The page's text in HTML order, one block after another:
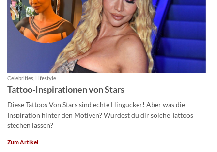
Celebrities, Lifestyle
Tattoo-Inspirationen von Stars
Diese Tattoos Von Stars sind echte Hingucker! Aber was die
Inspiration hinter den Motiven? Würdest du dir solche Tattoos
stechen lassen?
Zum Artikel